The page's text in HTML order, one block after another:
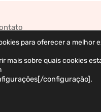
DermaWeb. Todos os Direitos
para oferecer a melhor
mais sobre quais cookies
configuração].